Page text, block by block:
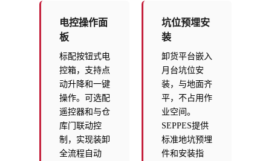
电控操作面
板
标配按钮式电
控箱，支持点
动升降和一键
操作。可选配
遥控器和与仓
库门联动控
制，实现装卸
全流程自动
坑位预埋安
装
卸货平台嵌入
月台坑位安
装，与地面齐
平，不占用作
业空间。
SEPPES提供
标准地坑预埋
件和安装指